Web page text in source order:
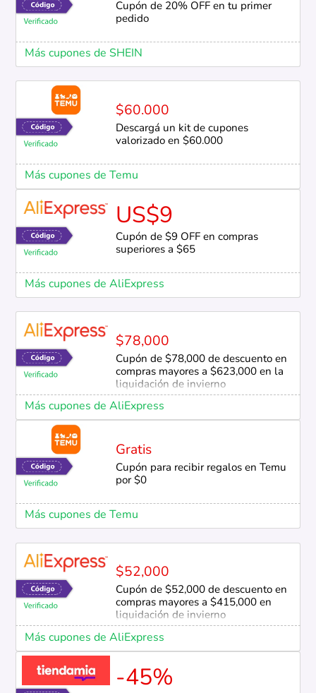
Cupón de 20% OFF en tu primer
pedido
Más cupones de SHEIN
$60.000
Descargá un kit de cupones
valorizado en $60.000
Más cupones de Temu
US$9
Cupón de $9 OFF en compras
superiores a $65
Más cupones de AliExpress
$78,000
Cupón de $78,000 de descuento en
compras mayores a $623,000 en la
liquidación de invierno
Más cupones de AliExpress
Gratis
Cupón para recibir regalos en Temu
por $0
Más cupones de Temu
$52,000
Cupón de $52,000 de descuento en
compras mayores a $415,000 en
liquidación de invierno
Más cupones de AliExpress
-45%